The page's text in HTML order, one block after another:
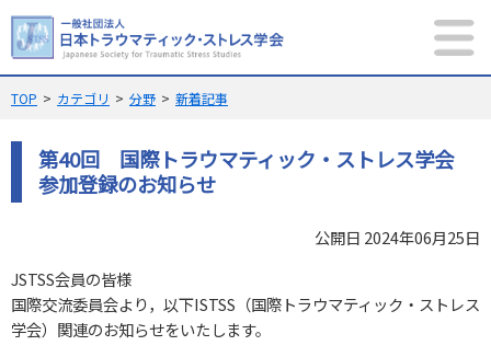
MENU
サイト内検索
当学会について
新着記事
TOP カテゴリ 分野 新着記事
第40回 国際トラウマティック・ストレス学会
参加登録のお知らせ
公開日 2024年06月25日
JSTSS会員の皆様
国際交流委員会より，以下ISTSS（国際トラウマティック・ストレス
学会）関連のお知らせをいたします。